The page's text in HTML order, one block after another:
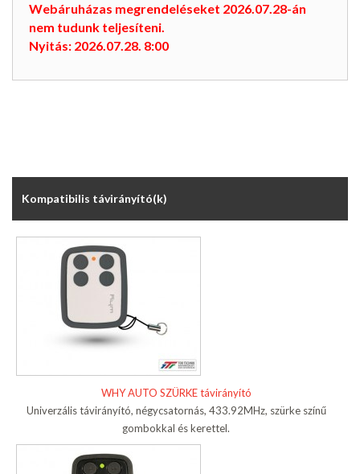
Webáruházas megrendeléseket 2026.07.28-án
nem tudunk teljesíteni.
Nyitás: 2026.07.28. 8:00
Kompatibilis távirányító(k)
WHY AUTO SZÜRKE távirányító
Univerzális távirányító, négycsatornás, 433.92MHz, szürke színű
gombokkal és kerettel.